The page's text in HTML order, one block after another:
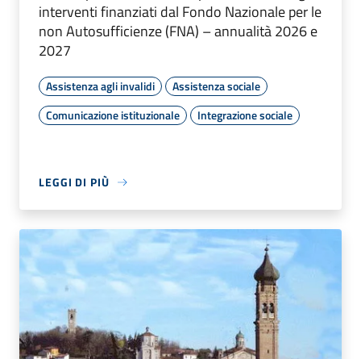
interventi finanziati dal Fondo Nazionale per le
non Autosufficienze (FNA) – annualità 2026 e
2027
Assistenza agli invalidi
Assistenza sociale
Comunicazione istituzionale
Integrazione sociale
LEGGI DI PIÙ